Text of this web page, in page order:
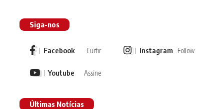
Siga-nos
Facebook Curtir Instagram Follow
Youtube Assine
Últimas Notícias